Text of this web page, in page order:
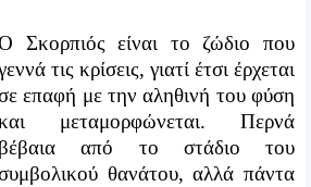
Σκορπιός είναι το ζώδιο που
τις κρίσεις, γιατί έτσι έρχεται
επαφή με την αληθινή του φύση
μεταμορφώνεται. Περνά
βέβαια από το στάδιο του
θανάτου, αλλά πάντα